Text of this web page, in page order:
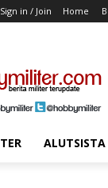
Sign in / Join Home
ALUTSISTA